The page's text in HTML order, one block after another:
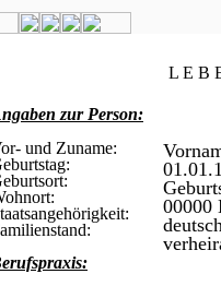
L E B
zur Person:
und Zuname:
00000